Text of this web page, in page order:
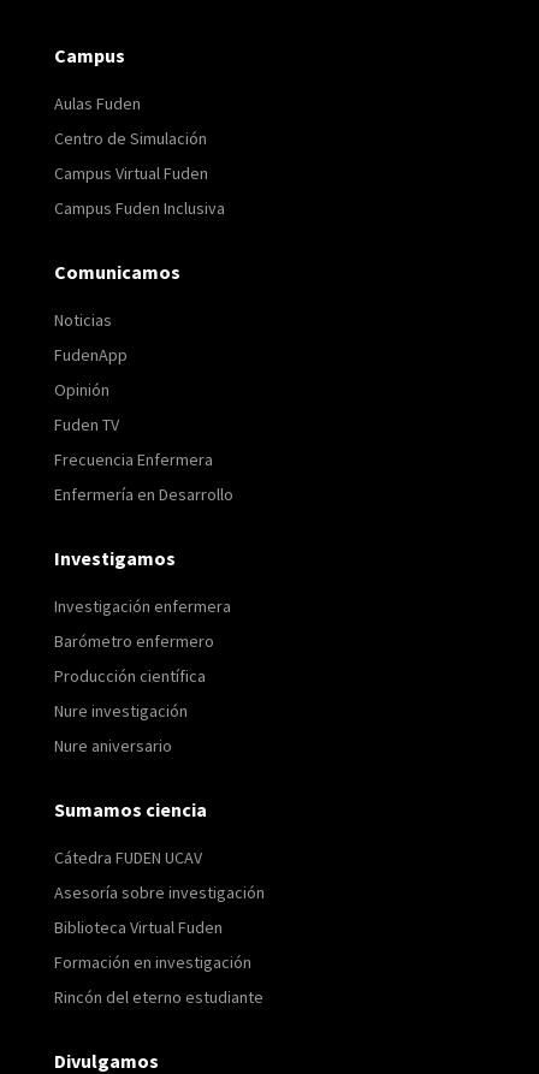
Campus
Aulas Fuden
Centro de Simulación
Campus Virtual Fuden
Campus Fuden Inclusiva
Comunicamos
Noticias
FudenApp
Opinión
Fuden TV
Frecuencia Enfermera
Enfermería en Desarrollo
Investigamos
Investigación enfermera
Barómetro enfermero
Producción científica
Nure investigación
Nure aniversario
Sumamos ciencia
Cátedra FUDEN UCAV
Asesoría sobre investigación
Biblioteca Virtual Fuden
Formación en investigación
Rincón del eterno estudiante
Divulgamos